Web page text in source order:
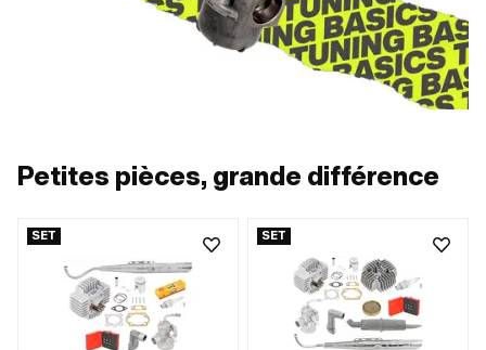
Petites pièces, grande différence
SET SET